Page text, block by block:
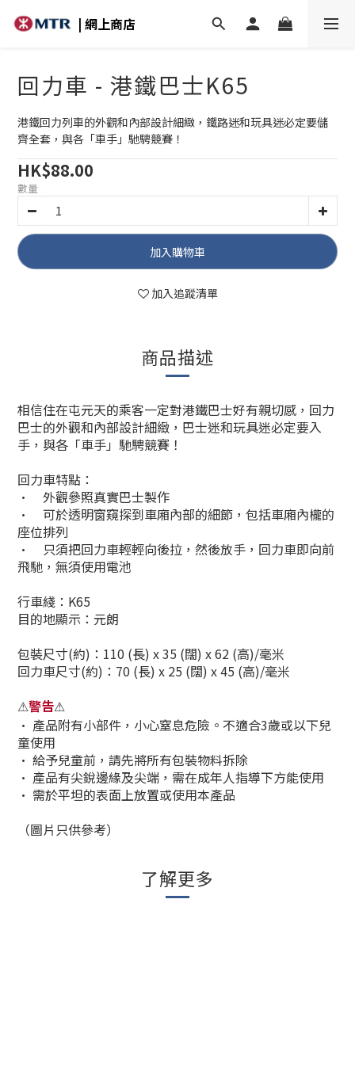
| 網上商店
回力車 - 港鐵巴士K65
港鐵回力列車的外觀和內部設計細緻，鐵路迷和玩具迷必定要儲
齊全套，與各「車手」馳騁競賽！
HK$88.00
數量
加入購物車
加入追蹤清單
商品描述
相信住在屯元天的乘客一定對港鐵巴士好有親切感，回力
巴士的外觀和內部設計細緻，巴士迷和玩具迷必定要入
手，與各「車手」馳騁競賽！
回力車特點：
•
外觀參照真實巴士製作
•
可於透明窗窺探到車廂內部的細節，包括車廂內櫳的
座位排列
•
只須把回力車輕輕向後拉，然後放手，回力車即向前
飛馳，無須使用電池
行車綫：K65
目的地顯示：元朗
包裝尺寸(約)：110 (長) x 35 (闊) x 62 (高)/毫米
回力車尺寸(約)：70 (長) x 25 (闊) x 45 (高)/毫米
⚠警告⚠
• 產品附有小部件，小心窒息危險。不適合3歲或以下兒
童使用
• 給予兒童前，請先將所有包裝物料拆除
• 產品有尖銳邊緣及尖端，需在成年人指導下方能使用
• 需於平坦的表面上放置或使用本產品
（圖片只供參考）
了解更多